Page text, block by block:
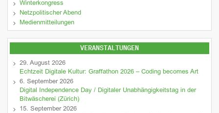
Winterkongress
Netzpolitischer Abend
Medienmitteilungen
VERANSTALTUNGEN
29. August 2026
Echtzeit Digitale Kultur: Graffathon 2026 – Coding becomes Art
6. September 2026
Digital Independence Day / Digitaler Unabhängigkeitstag in der
Bitwäscherei (Zürich)
15. September 2026